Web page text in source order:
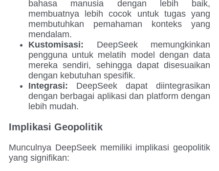
bahasa manusia dengan lebih baik,
membuatnya lebih cocok untuk tugas yang
membutuhkan pemahaman konteks yang
mendalam.
Kustomisasi: DeepSeek memungkinkan
pengguna untuk melatih model dengan data
mereka sendiri, sehingga dapat disesuaikan
dengan kebutuhan spesifik.
Integrasi: DeepSeek dapat diintegrasikan
dengan berbagai aplikasi dan platform dengan
lebih mudah.
Implikasi Geopolitik
Munculnya DeepSeek memiliki implikasi geopolitik
yang signifikan: